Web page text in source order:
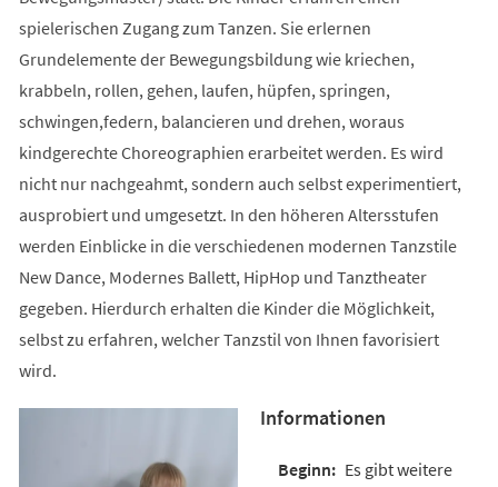
spielerischen Zugang zum Tanzen. Sie erlernen
Grundelemente der Bewegungsbildung wie kriechen,
krabbeln, rollen, gehen, laufen, hüpfen, springen,
schwingen,federn, balancieren und drehen, woraus
kindgerechte Choreographien erarbeitet werden. Es wird
nicht nur nachgeahmt, sondern auch selbst experimentiert,
ausprobiert und umgesetzt. In den höheren Altersstufen
werden Einblicke in die verschiedenen modernen Tanzstile
New Dance, Modernes Ballett, HipHop und Tanztheater
gegeben. Hierdurch erhalten die Kinder die Möglichkeit,
selbst zu erfahren, welcher Tanzstil von Ihnen favorisiert
wird.
Informationen
Es gibt weitere